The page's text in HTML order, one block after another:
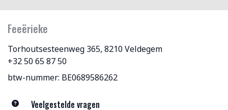
Feeërieke
Torhoutsesteenweg 365, 8210 Veldegem
+32 50 65 87 50
btw-nummer: BE0689586262
Veelgestelde vragen